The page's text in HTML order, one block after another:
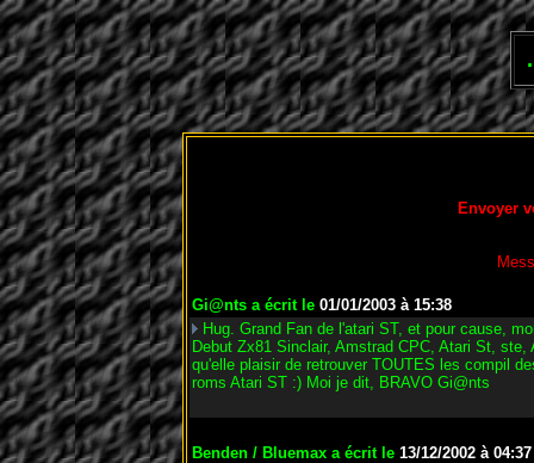
Envoyer
Gi@nts a écrit le 01/01/2003 à 15:38
Hug. Grand Fan de l'atari ST, et pour cause,
Debut Zx81 Sinclair, Amstrad CPC, Atari St,
qu'elle plaisir de retrouver TOUTES les compil
roms Atari ST :) Moi je dit, BRAVO Gi@nts
Benden / Bluemax a écrit le 13/12/2002 à 04:37